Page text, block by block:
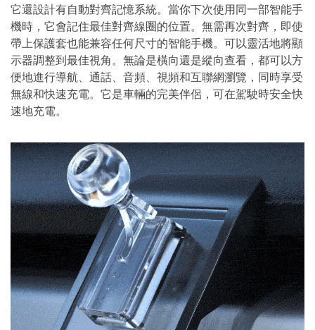
它還設計有自動對齊記憶系統。當你下次使用同一部智能手
機時，它會記住最佳對齊線圈的位置。無需再次對齊，即使
帶上保護套也能兼容任何尺寸的智能手機。可以靈活地將顯
示器調整到最佳視角。無論是橫向還是縱向查看，都可以方
便地進行導航、通話、音頻、視頻和互聯網瀏覽，同時享受
無線和快速充電。它是車輛的完美伴侶，可在駕駛時安全快
速地充電。